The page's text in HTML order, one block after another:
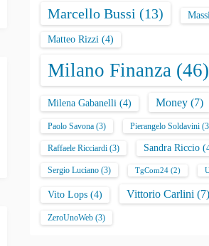
Marcello Bussi (13)
Matteo Rizzi (4)
Milano Finanza (46)
Milena Gabanelli (4) Money (7)
Paolo Savona (3) Pierangelo Soldavini
Raffaele Ricciardi (3) Sandra Riccio
Sergio Luciano (3) TgCom24 (2)
Vito Lops (4) Vittorio Carlini (7)
ZeroUnoWeb (3)